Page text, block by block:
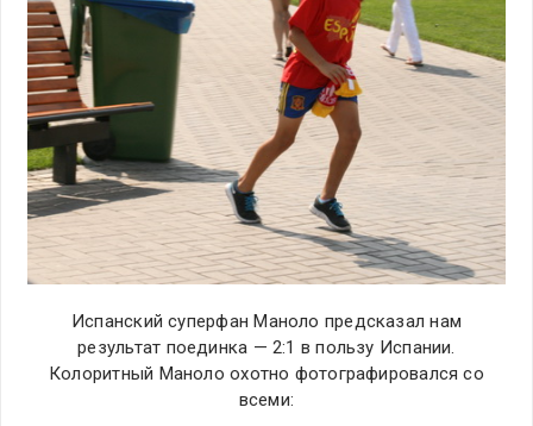
Испанский суперфан Маноло предсказал нам
результат поединка — 2:1 в пользу Испании.
Колоритный Маноло охотно фотографировался со
всеми: